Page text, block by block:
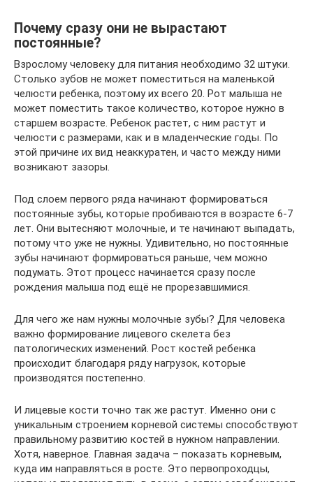
Почему сразу они не вырастают
постоянные?
Взрослому человеку для питания необходимо 32 штуки.
Столько зубов не может поместиться на маленькой
челюсти ребенка, поэтому их всего 20. Рот малыша не
может поместить такое количество, которое нужно в
старшем возрасте. Ребенок растет, с ним растут и
челюсти с размерами, как и в младенческие годы. По
этой причине их вид неаккуратен, и часто между ними
возникают зазоры.
Под слоем первого ряда начинают формироваться
постоянные зубы, которые пробиваются в возрасте 6-7
лет. Они вытесняют молочные, и те начинают выпадать,
потому что уже не нужны. Удивительно, но постоянные
зубы начинают формироваться раньше, чем можно
подумать. Этот процесс начинается сразу после
рождения малыша под ещё не прорезавшимися.
Для чего же нам нужны молочные зубы? Для человека
важно формирование лицевого скелета без
патологических изменений. Рост костей ребенка
происходит благодаря ряду нагрузок, которые
производятся постепенно.
И лицевые кости точно так же растут. Именно они с
уникальным строением корневой системы способствуют
правильному развитию костей в нужном направлении.
Хотя, наверное. Главная задача – показать корневым,
куда им направляться в росте. Это первопроходцы,